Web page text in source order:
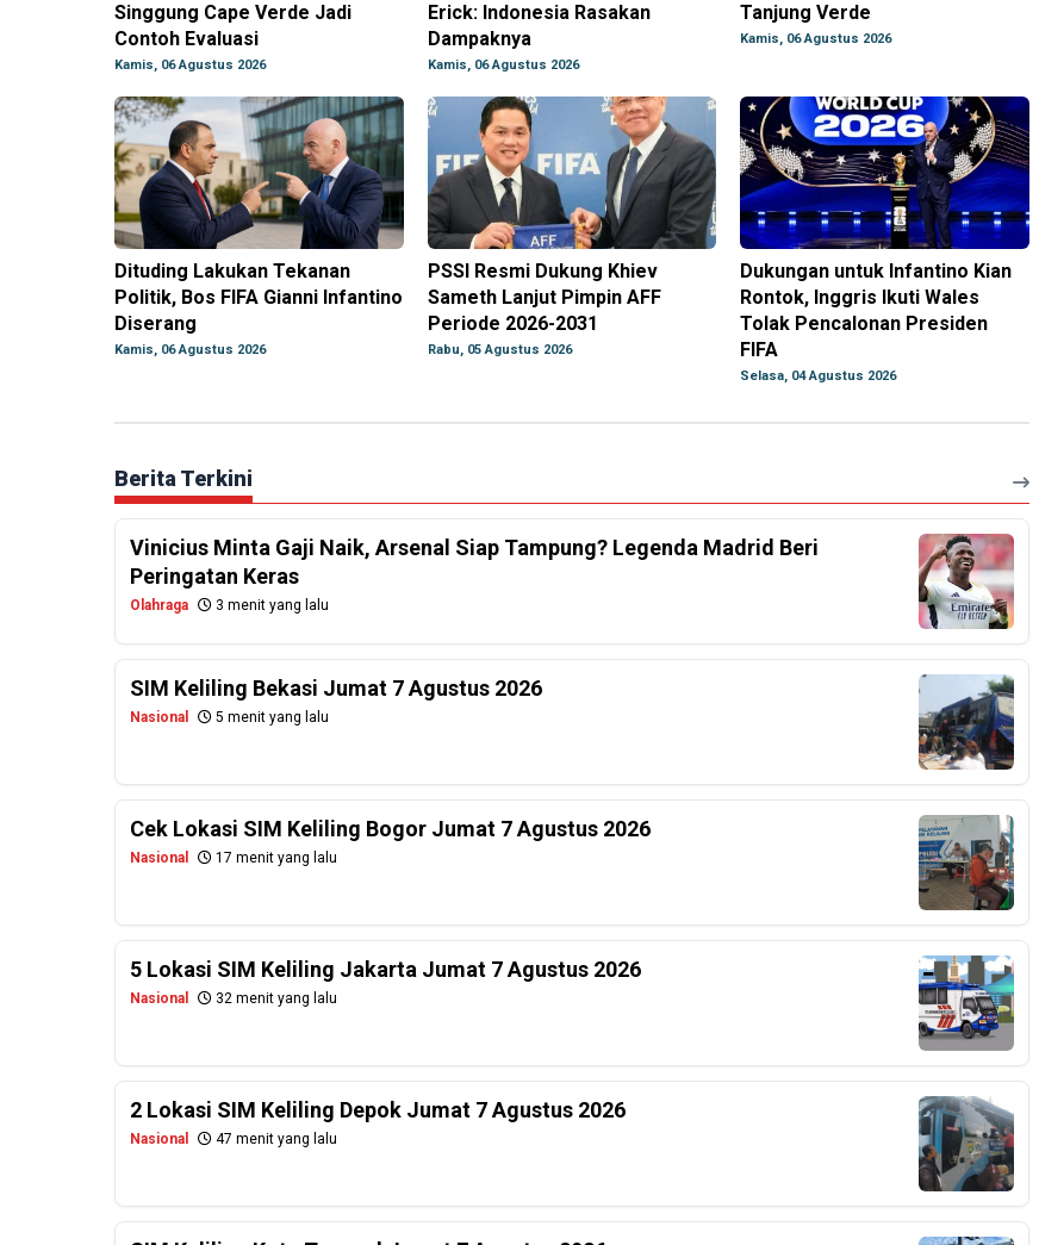
Singgung Cape Verde Jadi
Contoh Evaluasi
Kamis, 06 Agustus 2026
Erick: Indonesia Rasakan
Dampaknya
Kamis, 06 Agustus 2026
Tanjung Verde
Kamis, 06 Agustus 2026
Dituding Lakukan Tekanan
Politik, Bos FIFA Gianni Infantino
Diserang
Kamis, 06 Agustus 2026
PSSI Resmi Dukung Khiev
Sameth Lanjut Pimpin AFF
Periode 2026-2031
Rabu, 05 Agustus 2026
Dukungan untuk Infantino Kian
Rontok, Inggris Ikuti Wales
Tolak Pencalonan Presiden
FIFA
Selasa, 04 Agustus 2026
Berita Terkini
Vinicius Minta Gaji Naik, Arsenal Siap Tampung? Legenda Madrid Beri
Peringatan Keras
Olahraga 3 menit yang lalu
SIM Keliling Bekasi Jumat 7 Agustus 2026
Nasional 5 menit yang lalu
Cek Lokasi SIM Keliling Bogor Jumat 7 Agustus 2026
Nasional 17 menit yang lalu
5 Lokasi SIM Keliling Jakarta Jumat 7 Agustus 2026
Nasional 32 menit yang lalu
2 Lokasi SIM Keliling Depok Jumat 7 Agustus 2026
Nasional 47 menit yang lalu